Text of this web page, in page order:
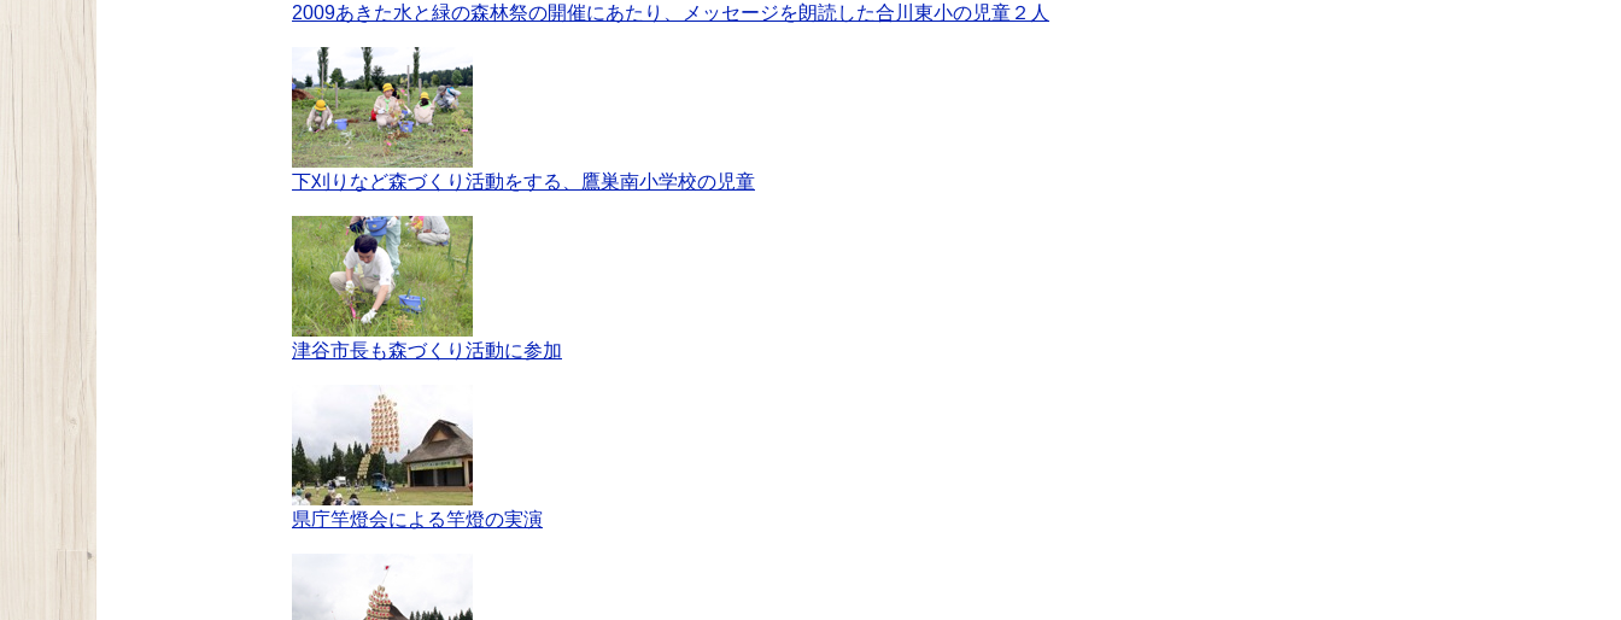
2009あきた水と緑の森林祭の開催にあたり、メッセージを朗読した合川東小の児童２人
下刈りなど森づくり活動をする、鷹巣南小学校の児童
津谷市長も森づくり活動に参加
県庁竿燈会による竿燈の実演